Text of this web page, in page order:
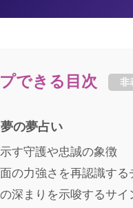
できる目次 非
夢の夢占い
す守護や忠誠の象徴
の力強さを再認識する
深まりを示唆するサイ